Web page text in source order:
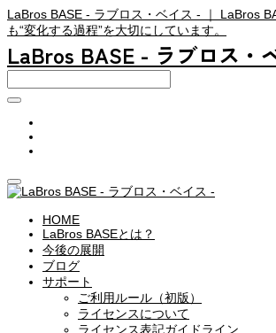
LaBros BASE - ラブロス・ベイス - ｜ LaBros
も“変化する過程”を大切にしています。
LaBros BASE - ラブロス・
HOME
LaBros BASEとは？
今後の展開
ブログ
サポート
ご利用ルール（初版）
ライセンスについて
ライセンス表記ガイドライン